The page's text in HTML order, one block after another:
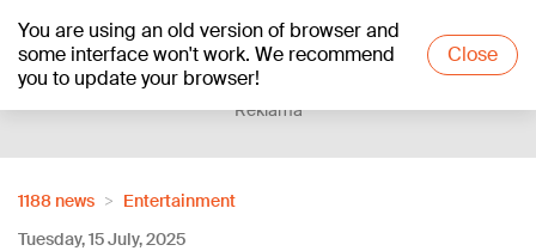
You are using an old version of browser and
some interface won't work. We recommend
you to update your browser!
Close
+20°C
Reklāma
1188 news
Entertainment
Tuesday, 15 July, 2025